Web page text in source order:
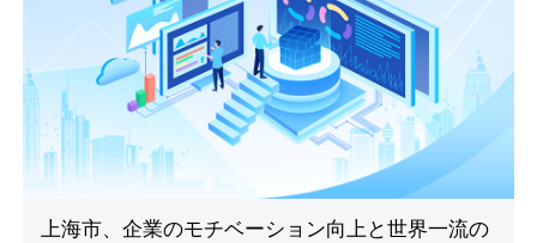
上海市、企業のモチベーション向上と世界一流の